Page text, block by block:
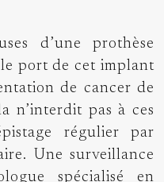
d’une prothèse
le port de cet implant
de cancer de
n’interdit pas à ces
régulier par
Une surveillance
spécialisé en